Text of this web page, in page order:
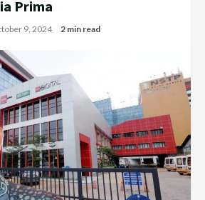
Prima
9, 2024 2 min read